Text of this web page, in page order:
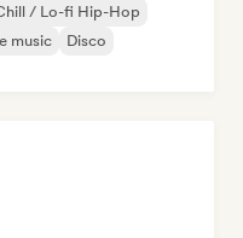
/ Lo-fi Hip-Hop
music
Disco